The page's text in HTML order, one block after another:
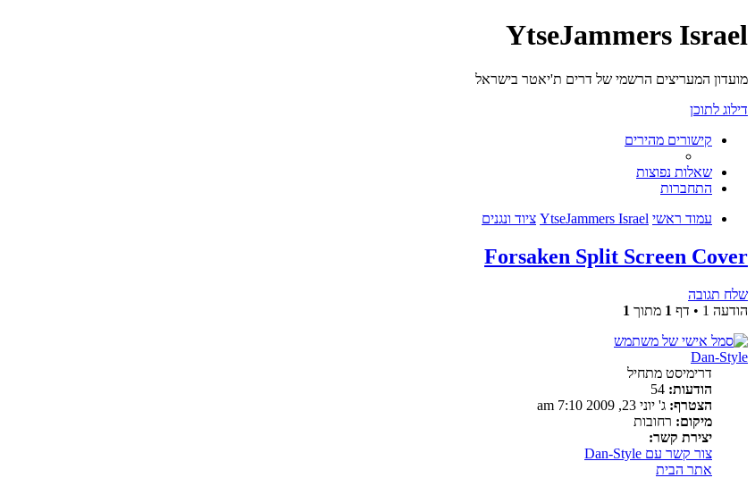
YtseJammers Israel
מועדון המעריצים הרשמי של דרים ת'יאטר בישראל
דילוג לתוכן
קישורים מהירים
שאלות נפוצות
התחברות
עמוד ראשי YtseJammers Israel ציוד ונגנים
Forsaken Split Screen Cover
שלח תגובה
הודעה 1 • דף
1 מתוך 1
Dan-Style
דרימיסט מתחיל
הודעות:
הצטרף: ג' יוני 23, 2009 7:10 am
מיקום: רחובות
יצירת קשר:
צור קשר עם Dan-Style
אתר הבית